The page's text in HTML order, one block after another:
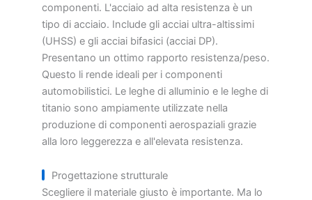
componenti. L'acciaio ad alta resistenza è un
tipo di acciaio. Include gli acciai ultra-altissimi
(UHSS) e gli acciai bifasici (acciai DP).
Presentano un ottimo rapporto resistenza/peso.
Questo li rende ideali per i componenti
automobilistici. Le leghe di alluminio e le leghe di
titanio sono ampiamente utilizzate nella
produzione di componenti aerospaziali grazie
alla loro leggerezza e all'elevata resistenza.
Progettazione strutturale
Scegliere il materiale giusto è importante. Ma lo